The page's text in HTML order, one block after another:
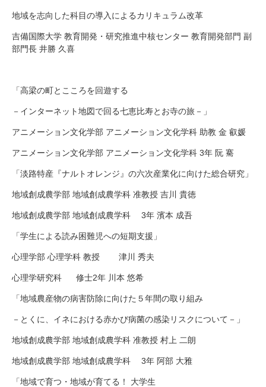
地域を志向した科目の導入によるカリキュラム改革
吉備国際大学 教育開発・研究推進中核センター 教育開発部門 副
部門長 井勝 久喜
「高梁の町とこころを回遊する
－インターネット地図で回る七恵比寿とお寺の旅－」
アニメーション文化学部 アニメーション文化学科 助教 金 叡媛
アニメーション文化学部 アニメーション文化学科 3年 阮 騫
「淡路特産『ナルトオレンジ』の六次産業化に向けた総合研究」
地域創成農学部 地域創成農学科 准教授 吉川 貴徳
地域創成農学部 地域創成農学科 3年 濱本 成吾
「学生による読み困難児への短期支援」
心理学部 心理学科 教授 津川 秀夫
心理学研究科 修士2年 川本 悠希
「地域農産物の病害防除に向けた５年間の取り組み
－とくに、イネにおける赤かび病菌の感染リスクについて－」
地域創成農学部 地域創成農学科 准教授 村上 二朗
地域創成農学部 地域創成農学科 3年 阿部 大雅
「地域で育つ・地域が育てる！ 大学生